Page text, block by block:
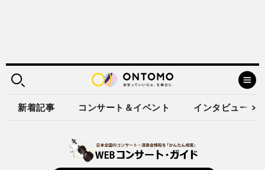
新着記事 コンサート＆イベント インタビュー